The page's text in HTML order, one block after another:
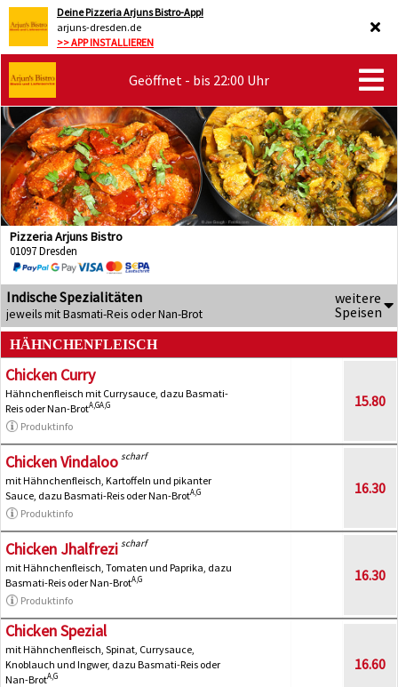
Deine Pizzeria Arjuns Bistro-App!
arjuns-dresden.de
>> APP INSTALLIEREN
Geöffnet - bis 22:00 Uhr
Pizzeria Arjuns Bistro
01097 Dresden
Indische Spezialitäten
jeweils mit Basmati-Reis oder Nan-Brot
weitere
Speisen
HÄHNCHENFLEISCH
Chicken Curry
Hähnchenfleisch mit Currysauce, dazu Basmati-
Reis oder Nan-BrotA,GA,G
Produktinfo
15.80
Chicken Vindaloo scharf
mit Hähnchenfleisch, Kartoffeln und pikanter
Sauce, dazu Basmati-Reis oder Nan-BrotA,G
Produktinfo
16.30
Chicken Jhalfrezi scharf
mit Hähnchenfleisch, Tomaten und Paprika, dazu
Basmati-Reis oder Nan-BrotA,G
Produktinfo
16.30
Chicken Spezial
mit Hähnchenfleisch, Spinat, Currysauce,
Knoblauch und Ingwer, dazu Basmati-Reis oder
Nan-BrotA,G
16.60